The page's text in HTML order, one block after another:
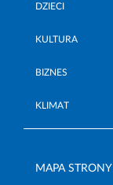
DZIECI
KULTURA
BIZNES
KLIMAT
MAPA STRONY